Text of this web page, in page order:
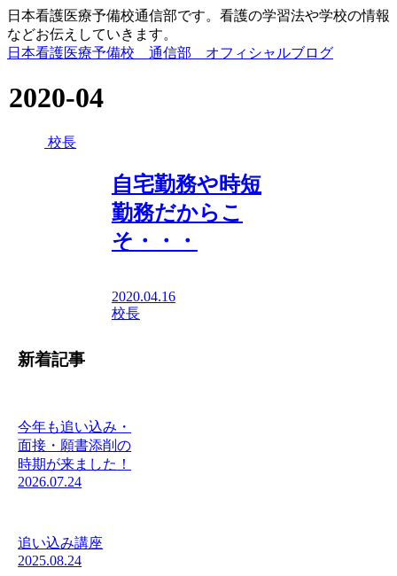
日本看護医療予備校通信部です。看護の学習法や学校の情報
などお伝えしていきます。
日本看護医療予備校 通信部 オフィシャルブログ
2020-04
校長
自宅勤務や時短
勤務だからこ
そ・・・
2020.04.16
校長
新着記事
今年も追い込み・
面接・願書添削の
時期が来ました！
2026.07.24
追い込み講座
2025.08.24